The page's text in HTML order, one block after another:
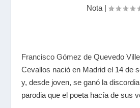
Nota|
Francisco Gómez de Quevedo
Cevallos nació en Madrid el 14 de
y, desde joven, se ganó la
parodia que el poeta hacía de sus